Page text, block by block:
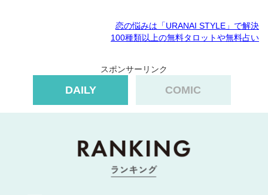
恋の悩みは「URANAI STYLE」で解決
100種類以上の無料タロットや無料占い
スポンサーリンク
DAILY COMIC